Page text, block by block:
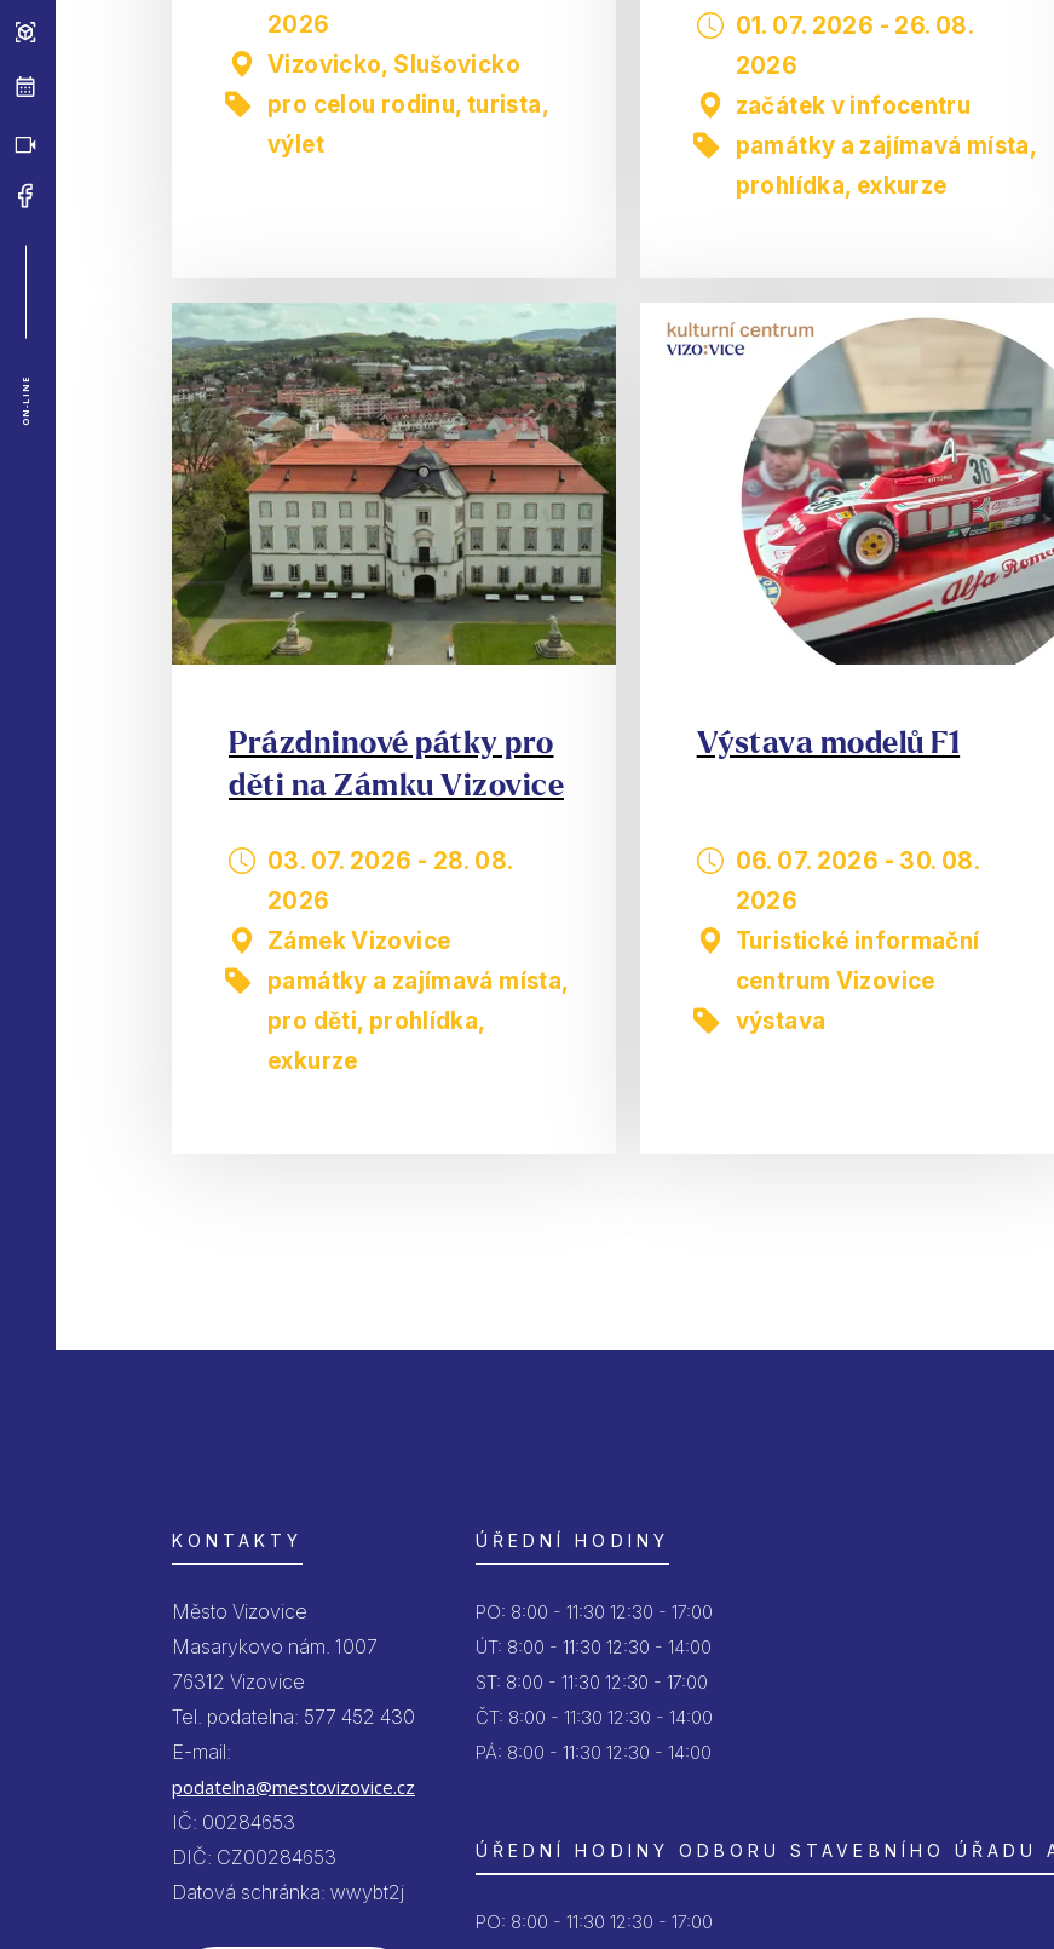
ON-LINE
2026
Vizovicko, Slušovicko
pro celou rodinu, turista,
výlet
01. 07. 2026 - 26. 08.
2026
začátek v infocentru
památky a zajímavá místa,
prohlídka, exkurze
Prázdninové pátky pro
děti na Zámku Vizovice
03. 07. 2026 - 28. 08.
2026
Zámek Vizovice
památky a zajímavá místa,
pro děti, prohlídka,
exkurze
Výstava modelů F1
06. 07. 2026 - 30. 08.
2026
Turistické informační
centrum Vizovice
výstava
KONTAKTY
Město Vizovice
Masarykovo nám. 1007
76312 Vizovice
Tel. podatelna: 577 452 430
E-mail:
podatelna@mestovizovice.cz
IČ: 00284653
DIČ: CZ00284653
Datová schránka: wwybt2j
ÚŘEDNÍ HODINY
PO: 8:00 - 11:30 12:30 - 17:00
ÚT: 8:00 - 11:30 12:30 - 14:00
ST: 8:00 - 11:30 12:30 - 17:00
ČT: 8:00 - 11:30 12:30 - 14:00
PÁ: 8:00 - 11:30 12:30 - 14:00
ÚŘEDNÍ HODINY ODBORU STAVEBNÍHO ÚŘADU
PO: 8:00 - 11:30 12:30 - 17:00